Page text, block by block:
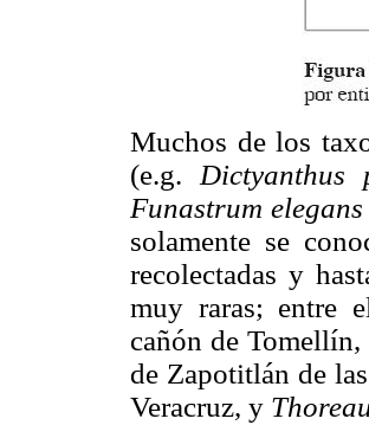
Muchos de los
(e.g.
Funastrum elegans
solamente se
recolectadas y
muy raras; entre
cañón de
de Zapotitlán de
Veracruz, y